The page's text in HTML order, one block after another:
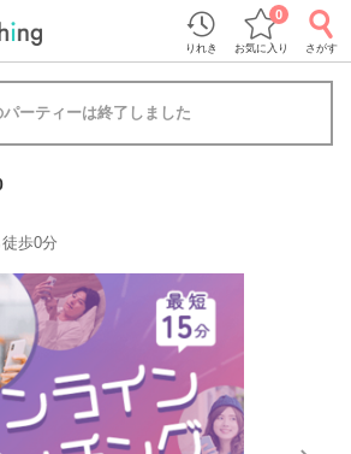
りれき お気に入り
0
さがす
パーティーは終了しました
歩0分